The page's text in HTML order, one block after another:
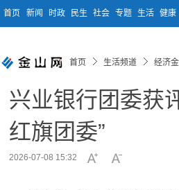
首页 新闻 时政 民生 社会 专题 生活 健康
首页 生活频道 经济
兴业银行团委获
红旗团委”
2026-07-08 15:32